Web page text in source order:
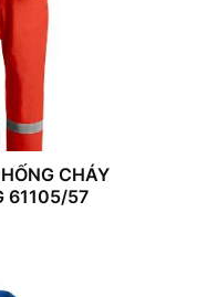
CHÁY
61105/57